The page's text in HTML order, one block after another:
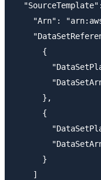
"Arn":
      {
      },
      {
      }
    ]